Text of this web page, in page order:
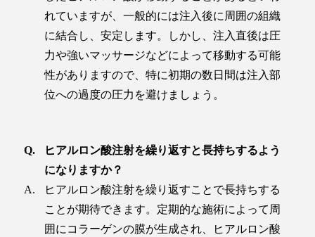
れていますが、一般的には注入後に周囲の組織
に結合し、安定します。しかし、注入直後は圧
力や強いマッサージなどによって移動する可能
性がありますので、特に初期の数日間は注入部
位への過度の圧力を避けましょう。
ヒアルロン酸注射を繰り返すと長持ちするよう
になりますか？
ヒアルロン酸注射を繰り返すことで長持ちする
ことが期待できます。定期的な施術によって周
囲にコラーゲンの膜が生成され、ヒアルロン酸